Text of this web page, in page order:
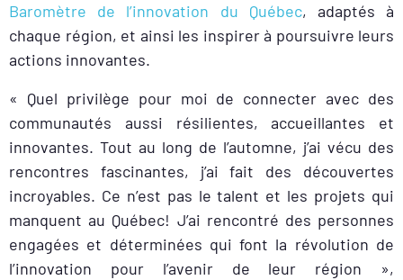
Baromètre de l’innovation du Québec, adaptés à
chaque région, et ainsi les inspirer à poursuivre leurs
actions innovantes.
« Quel privilège pour moi de connecter avec des
communautés aussi résilientes, accueillantes et
innovantes. Tout au long de l’automne, j’ai vécu des
rencontres fascinantes, j’ai fait des découvertes
incroyables. Ce n’est pas le talent et les projets qui
manquent au Québec! J’ai rencontré des personnes
engagées et déterminées qui font la révolution de
l’innovation pour l’avenir de leur région »,